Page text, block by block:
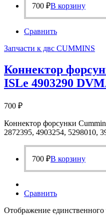
700 ₽В корзину
Сравнить
Запчасти к двс CUMMINS
Коннектор
ISLe 4903290
700 ₽
Коннектор форсунки
2872395, 4903254, 5298010,
700 ₽В корзину
Сравнить
Отображение единственного